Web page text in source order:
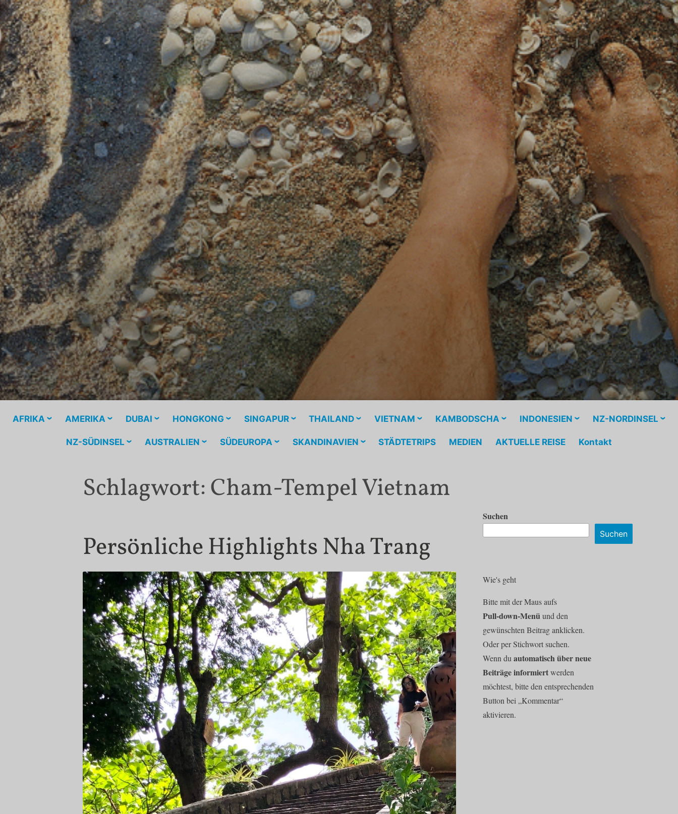
AFRIKA AMERIKA DUBAI HONGKONG SINGAPUR THAILAND VIETNAM KAMBODSCHA INDONESIEN NZ-NORDINSEL
NZ-SÜDINSEL AUSTRALIEN SÜDEUROPA SKANDINAVIEN STÄDTETRIPS MEDIEN AKTUELLE REISE Kontakt
Schlagwort:Cham-Tempel Vietnam
Persönliche Highlights Nha Trang
Suchen
Suchen
Wie's geht
Bitte mit der Maus aufs
Pull-down-Menüund den
gewünschten Beitrag anklicken.
Oder per Stichwort suchen.
Wenn duautomatisch über neue
Beiträge informiertwerden
möchtest, bitte den entsprechenden
Button bei „Kommentar“
aktivieren.